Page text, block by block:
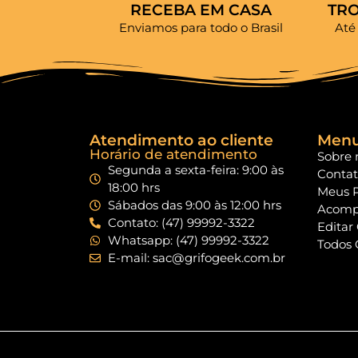
RECEBA EM CASA
Enviamos para todo o Brasil Até
Atendimento ao cliente
Horário de atendimento
Segunda a sexta-feira: 9:00 às
18:00 hrs
Sábados das 9:00 às 12:00 hrs
Contato: (47) 99992-3322
Whatsapp: (47) 99992-3322
E-mail: sac@grifogeek.com.br
Sobre
Meus
Editar
Todos